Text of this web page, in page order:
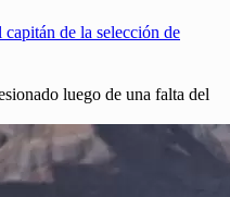
de la selección de
luego de una falta del